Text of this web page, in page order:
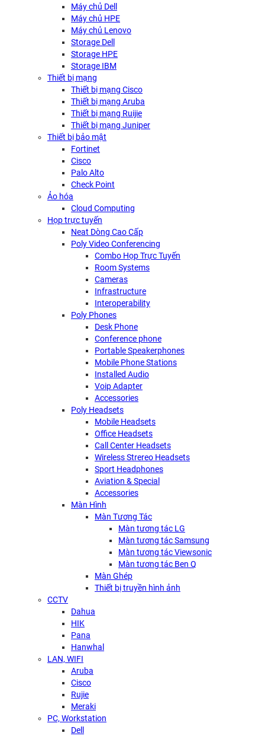
Máy chủ Dell
Máy chủ HPE
Máy chủ Lenovo
Storage Dell
Storage HPE
Storage IBM
Thiết bị mạng
Thiết bị mạng Cisco
Thiết bị mạng Aruba
Thiết bị mạng Ruijie
Thiết bị mạng Juniper
Thiết bị bảo mật
Fortinet
Cisco
Palo Alto
Check Point
Ảo hóa
Cloud Computing
Họp trực tuyến
Neat Dòng Cao Cấp
Poly Video Conferencing
Combo Họp Trực Tuyến
Room Systems
Cameras
Infrastructure
Interoperability
Poly Phones
Desk Phone
Conference phone
Portable Speakerphones
Mobile Phone Stations
Installed Audio
Voip Adapter
Accessories
Poly Headsets
Mobile Headsets
Office Headsets
Call Center Headsets
Wireless Strereo Headsets
Sport Headphones
Aviation & Special
Accessories
Màn Hình
Màn Tương Tác
Màn tương tác LG
Màn tương tác Samsung
Màn tương tác Viewsonic
Màn tương tác Ben Q
Màn Ghép
Thiết bị truyền hình ảnh
CCTV
Dahua
HIK
Pana
Hanwhal
LAN, WIFI
Aruba
Cisco
Rujie
Meraki
PC, Workstation
Dell